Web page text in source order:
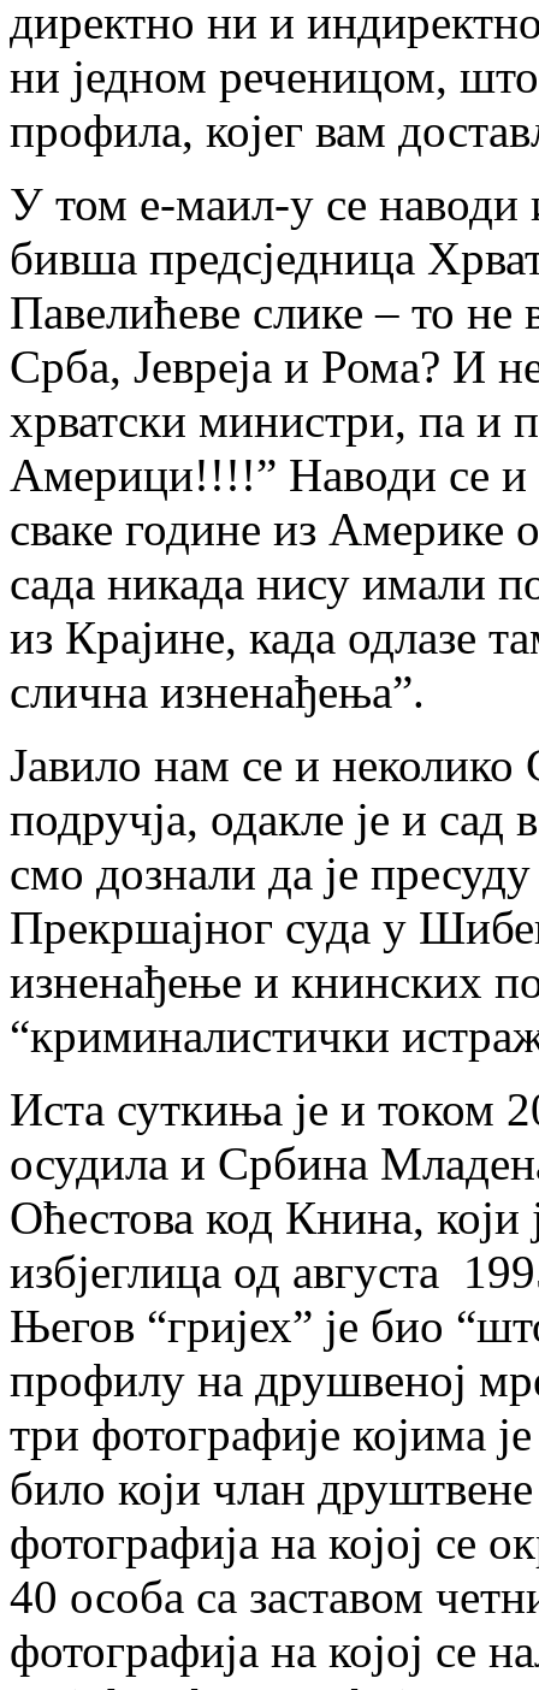
директно ни и
ни једном реченицом,
профила, којег вам
У том е-маил-у се наводи
бивша предсједница
Павелићеве слике – то не
Срба, Јевреја и Рома? И
хрватски министри, па и
Америци!!!!” Наводи се и
сваке године из Америке
сада никада нису имали
из Крајине, када одлазе
слична изненађења”.
Јавило нам се и неколико
подручја, одакле је и
смо дознали да је
Прекршајног суда у
изненађење и книнских
“криминалистички
Иста суткиња је и током
осудила и Србина
Оћестова код Книна, који
избјеглица од августа
Његов “гријех” је био
профилу на друшвеној
три фотографије којима
било који члан
фотографија на којој се
40 особа са заставом
фотографија на којој се